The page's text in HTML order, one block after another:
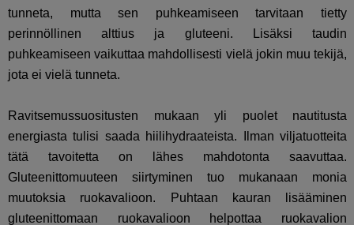
tunneta, mutta sen puhkeamiseen tarvitaan tietty
perinnöllinen alttius ja gluteeni. Lisäksi taudin
puhkeamiseen vaikuttaa mahdollisesti vielä jokin muu tekijä,
jota ei vielä tunneta.
Ravitsemussuositusten mukaan yli puolet nautitusta
energiasta tulisi saada hiilihydraateista. Ilman viljatuotteita
tätä tavoitetta on lähes mahdotonta saavuttaa.
Gluteenittomuuteen siirtyminen tuo mukanaan monia
muutoksia ruokavalioon. Puhtaan kauran lisääminen
gluteenittomaan ruokavalioon helpottaa ruokavalion